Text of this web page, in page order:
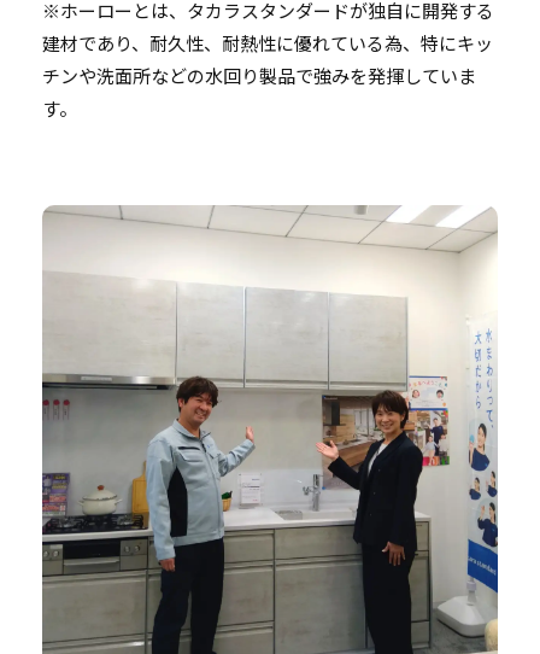
※ホーローとは、タカラスタンダードが独自に開発する
建材であり、耐久性、耐熱性に優れている為、特にキッ
チンや洗面所などの水回り製品で強みを発揮していま
す。